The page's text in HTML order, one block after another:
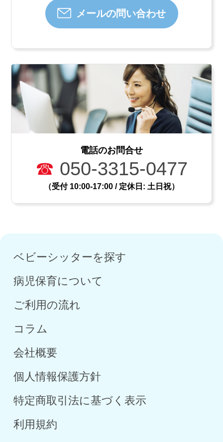
メールの問い合わせ
電話のお問合せ
☎ 050-3315-0477
（受付 10:00-17:00 / 定休日: 土日祝）
ベビーシッターを探す
病児保育について
ご利用の流れ
コラム
会社概要
個人情報保護方針
特定商取引法に基づく表示
利用規約